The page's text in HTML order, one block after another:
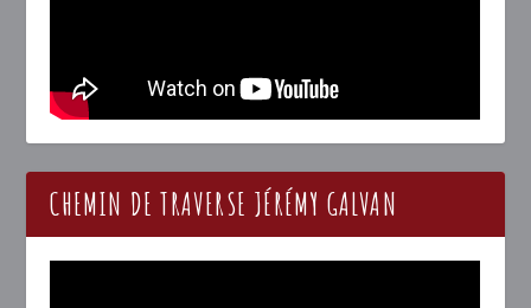
CHEMIN DE TRAVERSE JÉRÉMY GALVAN